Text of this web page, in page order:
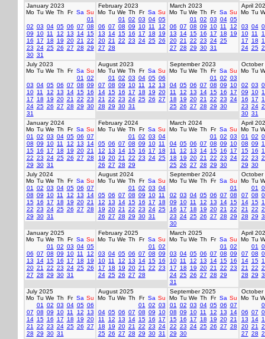
January 2023
Mo Tu We Th Fr Sa Su
01
02 03 04 05 06 07 08
09
10 11 12 13 14 15
16
17 18 19 20 21
22
23 24 25 26 27 28 29
30 31
February 2023
Mo Tu We Th Fr Sa Su
01
02 03 04 05
06 07 08 09 10 11
12
13
14 15 16 17 18
19
20 21 22 23 24 25 26
27 28
March 2023
Mo Tu We Th Fr Sa Su
01
02 03 04 05
06 07 08 09 10 11
12
13
14 15 16 17 18
19
20 21 22 23 24 25
27 28 29 30 31
April
Mo Tu
03 04
10 11
17
18
24 25
July 2023
Mo Tu We Th Fr Sa Su
01
02
03 04 05 06 07 08 09
10 11 12 13 14 15 16
17
18 19 20 21 22 23
24 25 26 27 28 29 30
31
August 2023
Mo Tu We Th Fr Sa Su
01
02 03 04 05 06
07 08 09 10 11 12
13
14 15 16 17 18 19 20
21
22 23 24 25 26 27
28 29 30 31
September 2023
Mo Tu We Th Fr Sa Su
01
02 03
04 05 06 07 08 09
10
11
12 13 14 15 16
17
18
19 20 21 22 23 24
25 26 27 28 29 30
October
Mo Tu
02 03
09
10
16
17
23 24
30 31
January 2024
Mo Tu We Th Fr Sa Su
01
02 03 04 05 06 07
08 09 10 11 12 13
14
15 16 17 18 19 20 21
22 23 24 25 26 27 28
29 30 31
February 2024
Mo Tu We Th Fr Sa Su
01
02 03 04
05 06 07 08 09 10 11
12
13 14 15 16 17
18
19 20 21 22 23 24 25
26 27 28 29
March 2024
Mo Tu We Th Fr Sa Su
01
02 03
04 05 06 07 08 09
10
11
12 13 14 15 16
17
18
19 20 21 22 23 24
25 26 27 28 29 30
April
Mo Tu
01
02
08 09
15 16
22 23
29 30
July 2024
Mo Tu We Th Fr Sa Su
01
02 03 04 05 06 07
08 09 10 11 12 13
14
15 16 17 18 19 20 21
22 23 24 25 26 27 28
29 30 31
August 2024
Mo Tu We Th Fr Sa Su
01
02 03 04
05 06 07 08 09 10 11
12
13 14 15 16 17
18
19 20 21 22 23 24 25
26 27 28 29 30 31
September 2024
Mo Tu We Th Fr Sa Su
01
02 03 04 05 06 07 08
09
10 11 12 13 14 15
16
17 18 19 20 21
22
23 24 25 26 27 28 29
30
October
Mo Tu
01
07 08
14 15
21
22
28 29
January 2025
Mo Tu We Th Fr Sa Su
01
02 03 04 05
06 07 08 09 10 11
12
13
14 15 16 17 18
19
20 21 22 23 24 25 26
27 28 29 30 31
February 2025
Mo Tu We Th Fr Sa Su
01
02
03 04 05 06 07 08 09
10 11 12 13 14 15 16
17
18 19 20 21 22 23
24 25 26 27 28
March 2025
Mo Tu We Th Fr Sa Su
01
02
03 04 05 06 07 08 09
10 11 12 13 14 15 16
17
18 19 20 21 22 23
24 25 26 27 28 29
31
April
Mo Tu
01
07 08
14 15
21
22
28 29
July 2025
Mo Tu We Th Fr Sa Su
01
02 03 04 05 06
07 08 09 10 11 12
13
14 15 16 17 18 19 20
21
22 23 24 25 26 27
28 29 30 31
August 2025
Mo Tu We Th Fr Sa Su
01
02 03
04 05 06 07 08 09
10
11
12 13 14 15 16
17
18
19 20 21 22 23 24
25 26 27 28 29 30 31
September 2025
Mo Tu We Th Fr Sa Su
01
02 03 04 05 06 07
08 09 10 11 12 13
14
15 16 17 18 19 20 21
22 23 24 25 26 27 28
29 30
October
Mo Tu
06 07
13
14
20 21
27 28